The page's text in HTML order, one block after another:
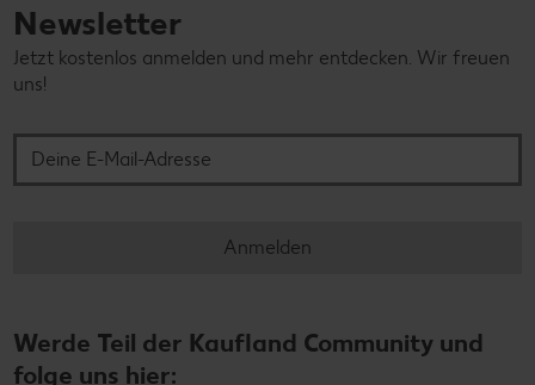
Newsletter
Jetzt kostenlos anmelden und mehr entdecken. Wir freuen
uns!
Anmelden
Werde Teil der Kaufland Community und
folge uns hier: